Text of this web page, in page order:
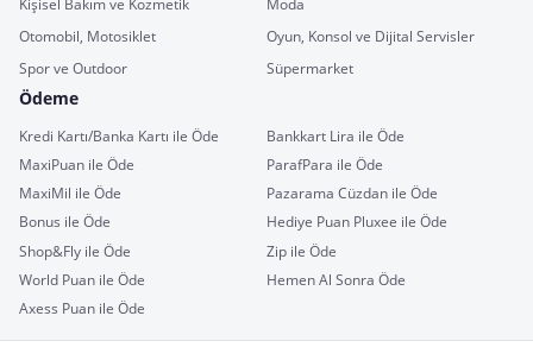
Kişisel Bakım ve Kozmetik
Moda
Otomobil, Motosiklet
Oyun, Konsol ve Dijital Servisler
Spor ve Outdoor
Süpermarket
Ödeme
Kredi Kartı/Banka Kartı ile Öde
Bankkart Lira ile Öde
MaxiPuan ile Öde
ParafPara ile Öde
MaxiMil ile Öde
Pazarama Cüzdan ile Öde
Bonus ile Öde
Hediye Puan Pluxee ile Öde
Shop&Fly ile Öde
Zip ile Öde
World Puan ile Öde
Hemen Al Sonra Öde
Axess Puan ile Öde